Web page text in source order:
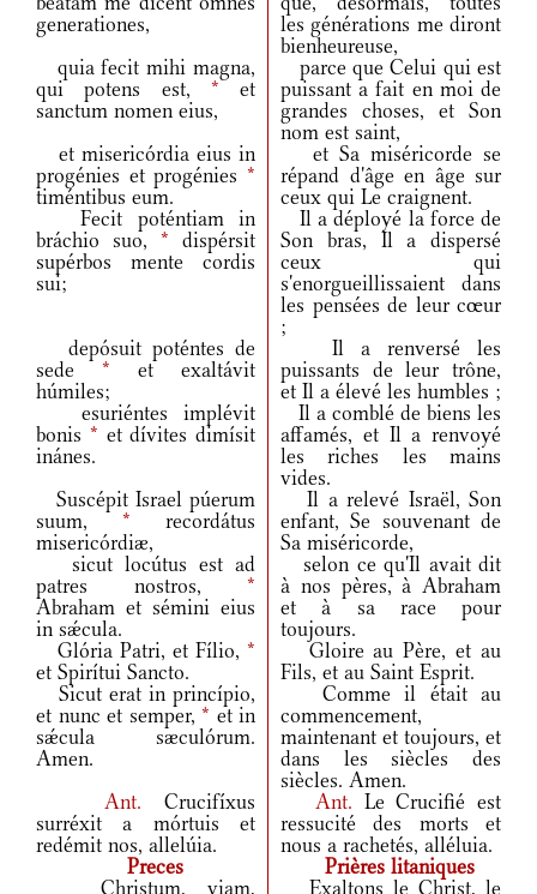
generationes,
les générations me diront
bienheureuse,
quia fecit mihi magna,
qui potens est, * et
sanctum nomen eius,
parce que Celui qui est
puissant a fait en moi de
grandes choses, et Son
nom est saint,
et misericórdia eius in
progénies et progénies *
timéntibus eum.
et Sa miséricorde se
répand d'âge en âge sur
ceux qui Le craignent.
Fecit poténtiam in
bráchio suo, * dispérsit
supérbos mente cordis
sui;
Il a déployé la force de
Son bras, Il a dispersé
ceux qui
s'enorgueillissaient dans
les pensées de leur cœur
;
depósuit poténtes de
sede * et exaltávit
húmiles;
Il a renversé les
puissants de leur trône,
et Il a élevé les humbles ;
esuriéntes implévit
bonis * et dívites dimísit
inánes.
Il a comblé de biens les
affamés, et Il a renvoyé
les riches les mains
vides.
Suscépit Israel púerum
suum, * recordátus
misericórdiæ,
Il a relevé Israël, Son
enfant, Se souvenant de
Sa miséricorde,
sicut locútus est ad
patres nostros, *
Abraham et sémini eius
in sǽcula.
selon ce qu'Il avait dit
à nos pères, à Abraham
et à sa race pour
toujours.
Glória Patri, et Fílio, *
et Spirítui Sancto.
Gloire au Père, et au
Fils, et au Saint Esprit.
Sicut erat in princípio,
et nunc et semper, * et in
sǽcula sæculórum.
Amen.
Comme il était au
commencement,
maintenant et toujours, et
dans les siècles des
siècles. Amen.
Ant. Crucifíxus
surréxit a mórtuis et
redémit nos, allelúia.
Ant. Le Crucifié est
ressucité des morts et
nous a rachetés, alléluia.
Preces
Prières litaniques
Christum, viam,
Exaltons le Christ, le